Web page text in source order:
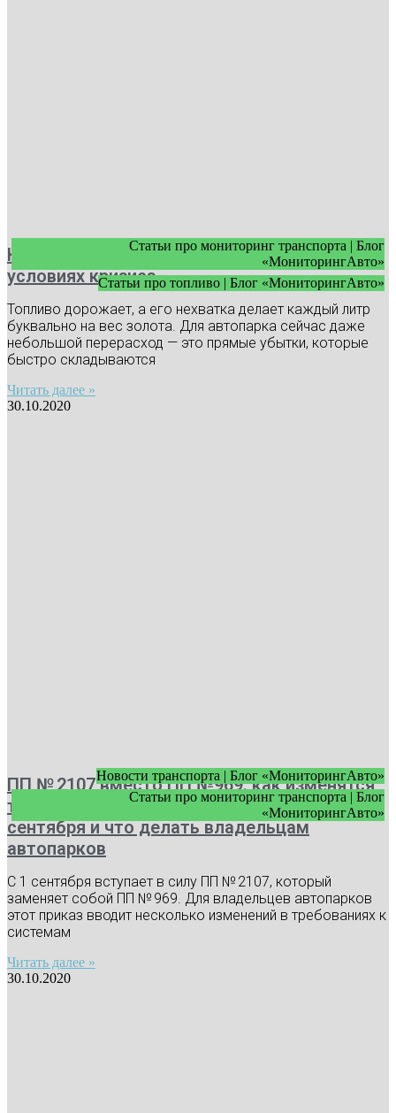
Статьи про мониторинг транспорта | Блог
«МониторингАвто»
Статьи про топливо | Блог «МониторингАвто»
Как экономить топливо в автопарке в
условиях кризиса
Топливо дорожает, а его нехватка делает каждый литр
буквально на вес золота. Для автопарка сейчас даже
небольшой перерасход — это прямые убытки, которые
быстро складываются
Читать далее »
30.10.2020
Новости транспорта | Блог «МониторингАвто»
Статьи про мониторинг транспорта | Блог
«МониторингАвто»
ПП № 2107 вместо ПП №969: как изменятся
требования к видеонаблюдению с 1
сентября и что делать владельцам
автопарков
С 1 сентября вступает в силу ПП № 2107, который
заменяет собой ПП № 969. Для владельцев автопарков
этот приказ вводит несколько изменений в требованиях к
системам
Читать далее »
30.10.2020